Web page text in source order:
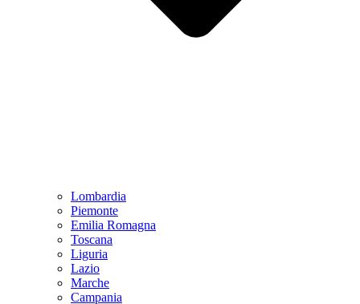
Lombardia
Piemonte
Emilia Romagna
Toscana
Liguria
Lazio
Marche
Campania